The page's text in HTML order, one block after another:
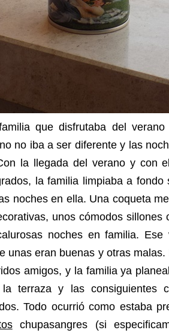
que disfrutaba del
no iba a ser diferente y las
la llegada del verano y con
la familia limpiaba a fondo
noches en ella. Una coqueta
unos cómodos sillones
noches en familia.
unas eran buenas y otras
amigos, y la familia ya
terraza y las consiguientes
Todo ocurrió como estaba
chupasangres (si